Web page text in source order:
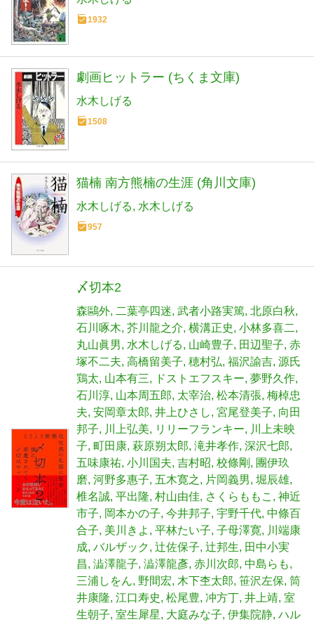
1932
劇画ヒットラー (ちくま文庫)
水木しげる
1508
猫楠 南方熊楠の生涯 (角川文庫)
水木しげる 水木しげる
957
〆切本2
森鷗外 二葉亭四迷 武者小路実篤 北原白秋
石川啄木 芥川龍之介 横溝正史 小林多喜二
丸山眞男
水木しげる 山崎豊子 田辺聖子 赤
塚不二夫 高橋留美子 穂村弘 福沢諭吉 源氏
鶏太 山本有三 ドストエフスキー 夢野久作
石川淳 山本周五郎 太宰治 松本清張 梅棹忠
夫 安岡章太郎 井上ひさし 宮尾登美子 向田
邦子
川上弘美 リリーフランキー
川上未映
子 町田康 萩原朔太郎 滝井孝作 深沢七郎
五味康祐 小川国夫 吉村昭 校條剛
團伊玖
磨 河野多惠子 五木寛之 片岡義男 堀辰雄
椎名誠 平出隆 村山由佳 さくらももこ
神近
市子
岡本かの子 今井邦子 宇野千代 中條百
合子 美川きよ 平林たい子 子母澤寛
川端康
成 バルザック 辻佐保子 辻邦生
田中小実
昌 澁澤龍子 澁澤龍彥 赤川次郎 中島らも
三浦しをん 野間宏 木下杢太郎 笹沢左保 筒
井康隆 江口寿史 松尾豊 冲方丁 井上靖 室
生朝子 室生犀星 大庭みな子 伊集院静 ハル